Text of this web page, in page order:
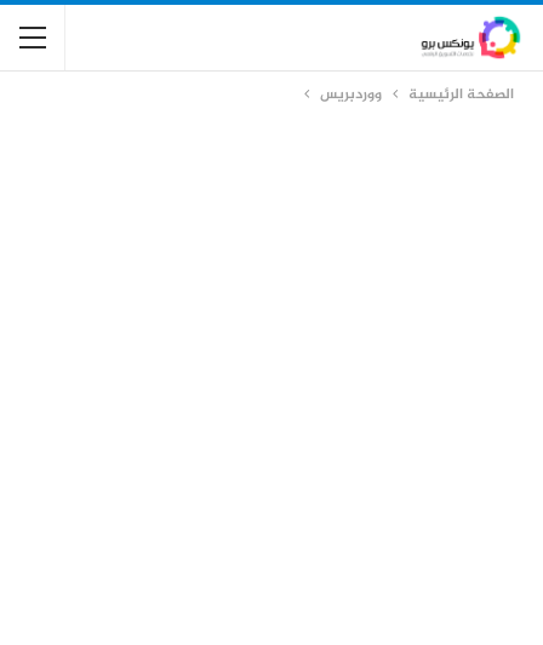
الصفحة الرئيسية ووردبريس